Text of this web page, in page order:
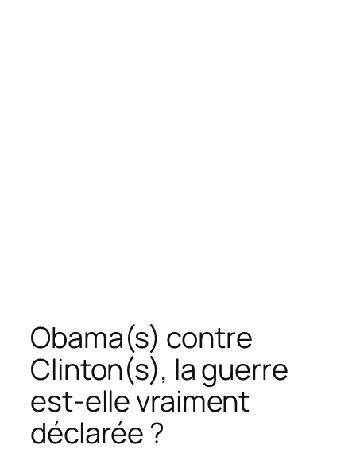
Obama(s) contre
Clinton(s), la guerre
est-elle vraiment
déclarée ?